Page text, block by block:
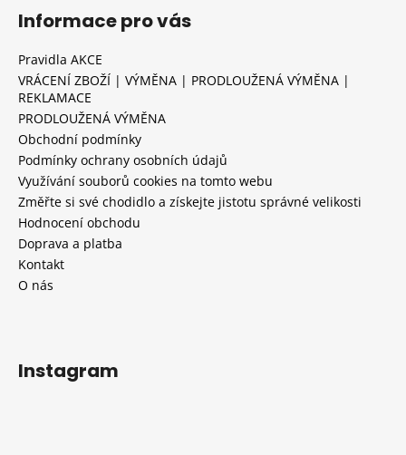
Informace pro vás
Pravidla AKCE
VRÁCENÍ ZBOŽÍ | VÝMĚNA | PRODLOUŽENÁ VÝMĚNA |
REKLAMACE
PRODLOUŽENÁ VÝMĚNA
Obchodní podmínky
Podmínky ochrany osobních údajů
Využívání souborů cookies na tomto webu
Změřte si své chodidlo a získejte jistotu správné velikosti
Hodnocení obchodu
Doprava a platba
Kontakt
O nás
Instagram